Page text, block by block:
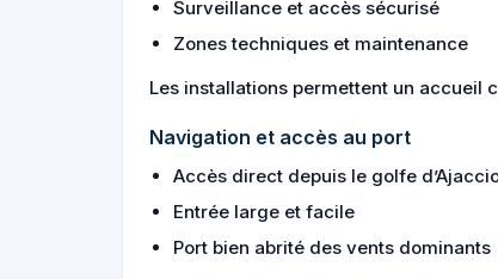
Surveillance et accès sécurisé
Zones techniques et maintenance
Les installations permettent un accueil
Navigation et accès au port
Accès direct depuis le golfe
Entrée large et facile
Port bien abrité des vents dominants